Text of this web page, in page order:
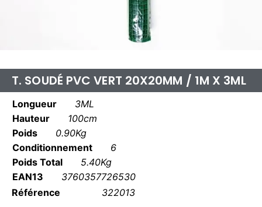
T. SOUDÉ PVC VERT 20X20MM / 1M X 3ML
Longueur
3ML
Hauteur
100cm
Poids
0.90Kg
Conditionnement
6
Poids Total
5.40Kg
EAN13
3760357726530
Référence
322013